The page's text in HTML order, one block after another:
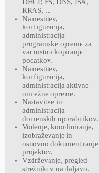
DHCP, FS, DNS, ISA,
RRAS, ...
Namestitev,
konfiguracija,
administracija
programske opreme za
varnostno kopiranje
podatkov.
Namestitev,
konfiguracija,
administracija aktivne
omrežne opreme.
Nastavitve in
administracija
domenskih uporabnikov.
Vodenje, koordiniranje,
izobraževanje in
osnovno dokumentiranje
projektov.
Vzdrževanje, pregled
strežnikov na daljavo.